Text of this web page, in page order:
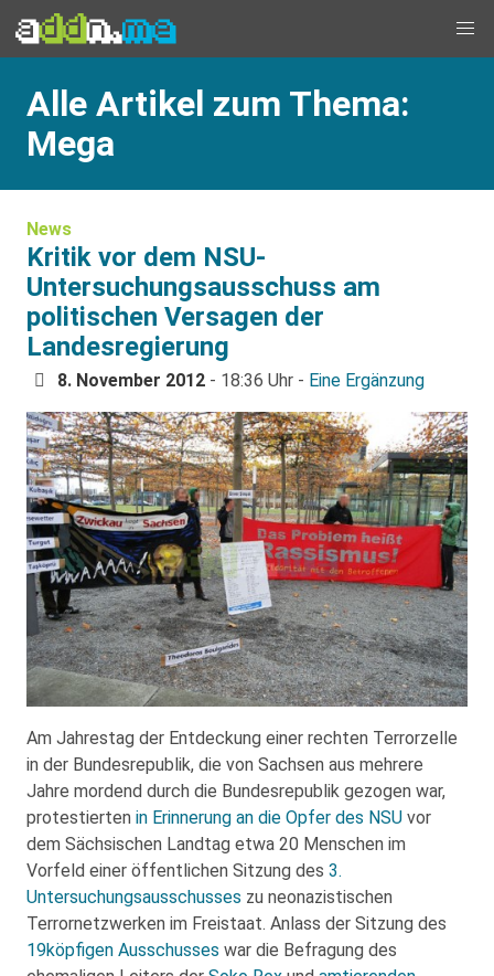
Alle Artikel zum Thema:
Mega
News
Kritik vor dem NSU-
Untersuchungsausschuss am
politischen Versagen der
Landesregierung
8. November 2012 - 18:36 Uhr - Eine Ergänzung
Am Jahrestag der Entdeckung einer rechten Terrorzelle
in der Bundesrepublik, die von Sachsen aus mehrere
Jahre mordend durch die Bundesrepublik gezogen war,
protestierten in Erinnerung an die Opfer des NSU vor
dem Sächsischen Landtag etwa 20 Menschen im
Vorfeld einer öffentlichen Sitzung des 3.
Untersuchungsausschusses zu neonazistischen
Terrornetzwerken im Freistaat. Anlass der Sitzung des
19köpfigen Ausschusses war die Befragung des